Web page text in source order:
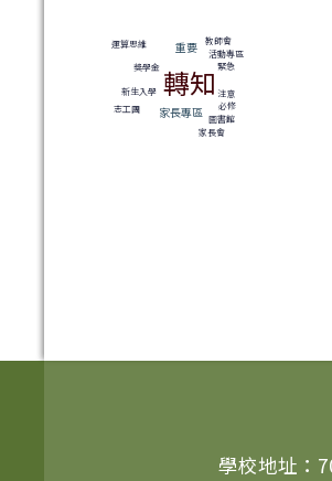
運算思維 重要 教師會
獎學金 轉知
活動專區
緊急
志工團
新生入學
家長專區
注意
圖書館
必修
家長會
學校地址：